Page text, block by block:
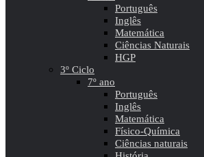
Português
Inglês
Matemática
Ciências Naturais
HGP
3º Ciclo
7º ano
Português
Inglês
Matemática
Físico-Química
Ciências naturais